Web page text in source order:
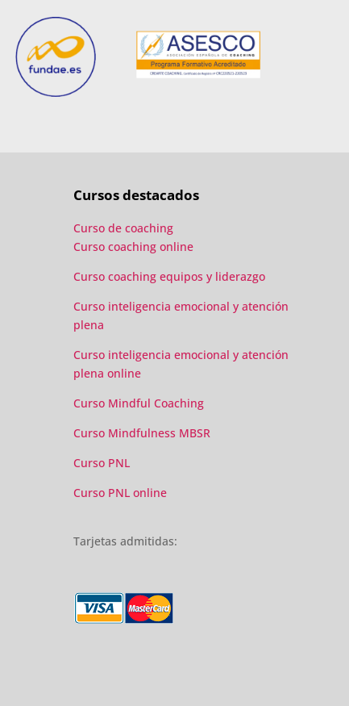
Cursos destacados
Curso de coaching
Curso coaching online
Curso coaching equipos y liderazgo
Curso inteligencia emocional y atención
plena
Curso inteligencia emocional y atención
plena online
Curso Mindful Coaching
Curso Mindfulness MBSR
Curso PNL
Curso PNL online
Tarjetas admitidas: